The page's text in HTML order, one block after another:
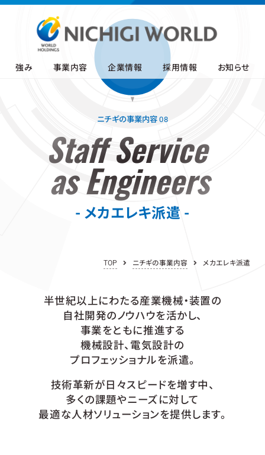
強み 事業内容 企業情報 採用情報 お知らせ
ニチギの事業内容 08
Staff Service
as Engineers
メカエレキ派遣
TOP ニチギの事業内容 メカエレキ派遣
半世紀以上にわたる産業機械・装置の
自社開発のノウハウを活かし、
事業をともに推進する
機械設計、電気設計の
プロフェッショナルを派遣。
技術革新が日々スピードを増す中、
多くの課題やニーズに対して
最適な人材ソリューションを提供します。